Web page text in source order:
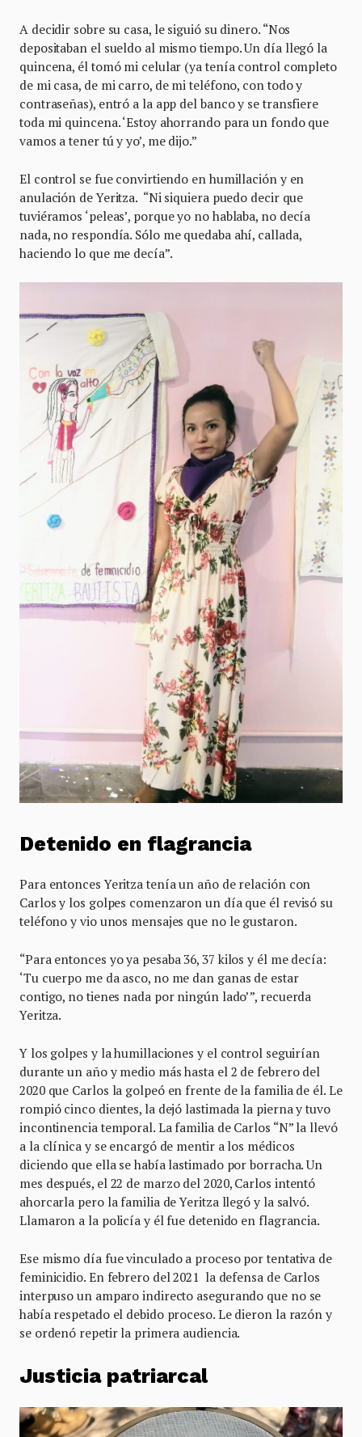
A decidir sobre su casa, le siguió su dinero. “Nos
depositaban el sueldo al mismo tiempo. Un día llegó la
quincena, él tomó mi celular (ya tenía control completo
de mi casa, de mi carro, de mi teléfono, con todo y
contraseñas), entró a la app del banco y se transfiere
toda mi quincena. ‘Estoy ahorrando para un fondo que
vamos a tener tú y yo’, me dijo.”
El control se fue convirtiendo en humillación y en
anulación de Yeritza. “Ni siquiera puedo decir que
tuviéramos ‘peleas’, porque yo no hablaba, no decía
nada, no respondía. Sólo me quedaba ahí, callada,
haciendo lo que me decía”.
Detenido en flagrancia
Para entonces Yeritza tenía un año de relación con
Carlos y los golpes comenzaron un día que él revisó su
teléfono y vio unos mensajes que no le gustaron.
“Para entonces yo ya pesaba 36, 37 kilos y él me decía:
‘Tu cuerpo me da asco, no me dan ganas de estar
contigo, no tienes nada por ningún lado’”, recuerda
Yeritza.
Y los golpes y la humillaciones y el control seguirían
durante un año y medio más hasta el 2 de febrero del
2020 que Carlos la golpeó en frente de la familia de él. Le
rompió cinco dientes, la dejó lastimada la pierna y tuvo
incontinencia temporal. La familia de Carlos “N” la llevó
a la clínica y se encargó de mentir a los médicos
diciendo que ella se había lastimado por borracha. Un
mes después, el 22 de marzo del 2020, Carlos intentó
ahorcarla pero la familia de Yeritza llegó y la salvó.
Llamaron a la policía y él fue detenido en flagrancia.
Ese mismo día fue vinculado a proceso por tentativa de
feminicidio. En febrero del 2021 la defensa de Carlos
interpuso un amparo indirecto asegurando que no se
había respetado el debido proceso. Le dieron la razón y
se ordenó repetir la primera audiencia.
Justicia patriarcal